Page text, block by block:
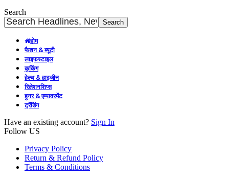
Search
होम
फैशन & ब्यूटी
लाइफस्टाइल
कुकिंग
हेल्थ & हाइजीन
रिलेशनशिप्स
हुनर & एम्पावरमेंट
ट्रेंडिंग
Have an existing account? Sign In
Follow US
Privacy Policy
Return & Refund Policy
Terms & Conditions